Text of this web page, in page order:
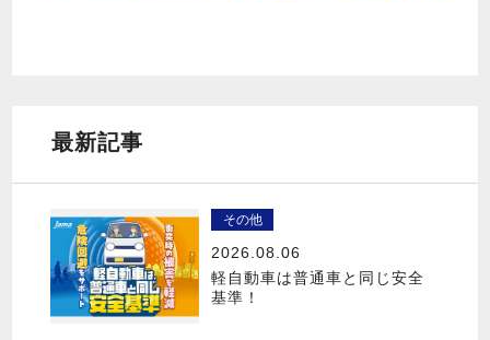
最新記事
その他
2026.08.06
軽自動車は普通車と同じ安全
基準！